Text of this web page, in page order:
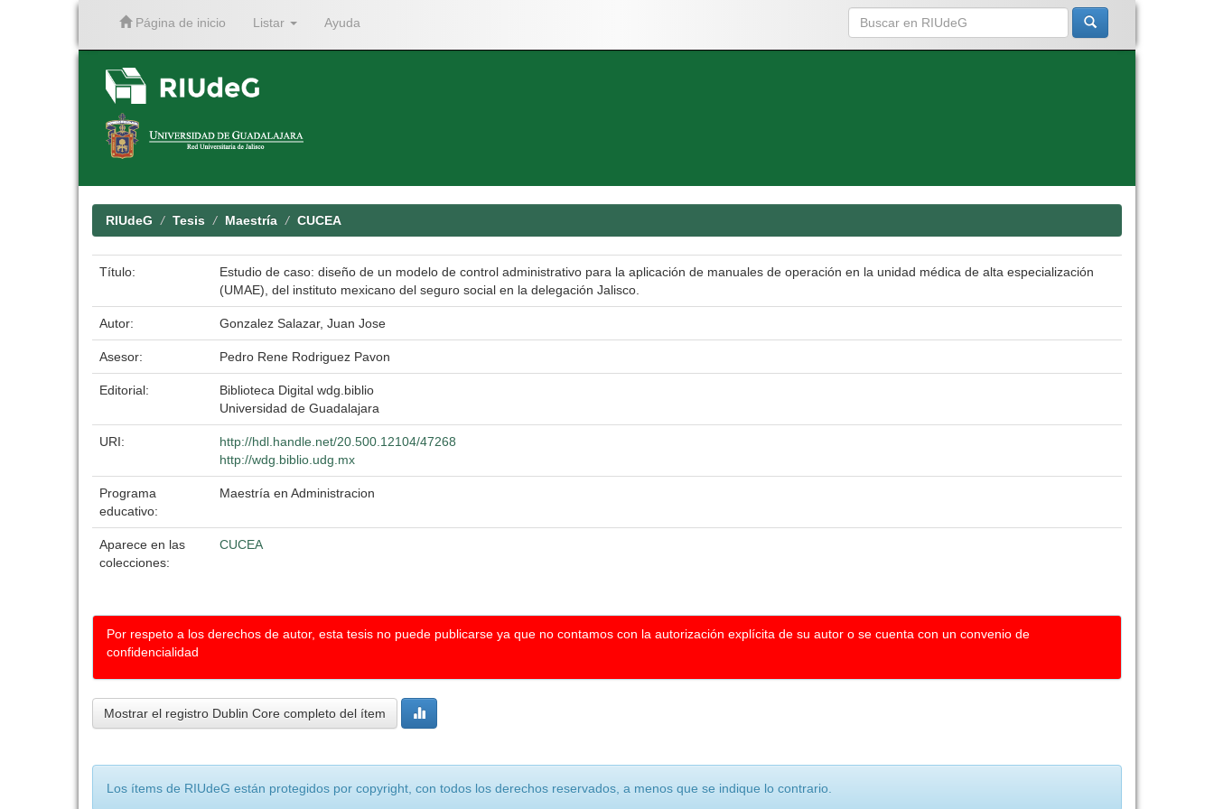
Página de inicio Listar Ayuda
RIUdeG Tesis Maestría CUCEA
Título:
Estudio de caso: diseño de un modelo de control administrativo para la aplicación de manuales de operación en la unidad médica de alta especialización
(UMAE), del instituto mexicano del seguro social en la delegación Jalisco.
Autor: Gonzalez Salazar, Juan Jose
Asesor: Pedro Rene Rodriguez Pavon
Editorial:
Biblioteca Digital wdg.biblio
Universidad de Guadalajara
URI:
http://hdl.handle.net/20.500.12104/47268
http://wdg.biblio.udg.mx
Programa
educativo:
Maestría en Administracion
Aparece en las
colecciones:
CUCEA
Por respeto a los derechos de autor, esta tesis no puede publicarse ya que no contamos con la autorización explícita de su autor o se cuenta con un convenio de
confidencialidad
Mostrar el registro Dublin Core completo del ítem
Los ítems de RIUdeG están protegidos por copyright, con todos los derechos reservados, a menos que se indique lo contrario.